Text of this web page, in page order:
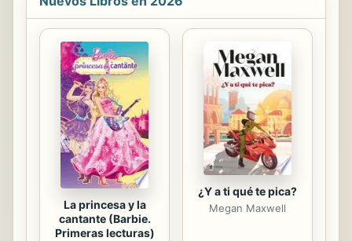
el mayor? Dios le regal� su esp�ritu
al hombre cuando le dio, en su
soplo, dos cosas: vida y prop�sito.
Ese prop�sito es su ICP (Idea
Central Permanente), que est�
dentro de usted desde su
nacimiento. Su ICP nunca se ha
apartado de usted, a pesar de que
usted ...
La princesa y la
cantante (Barbie.
Primeras lecturas)
¿Y a ti qué te pica?
Megan Maxwell